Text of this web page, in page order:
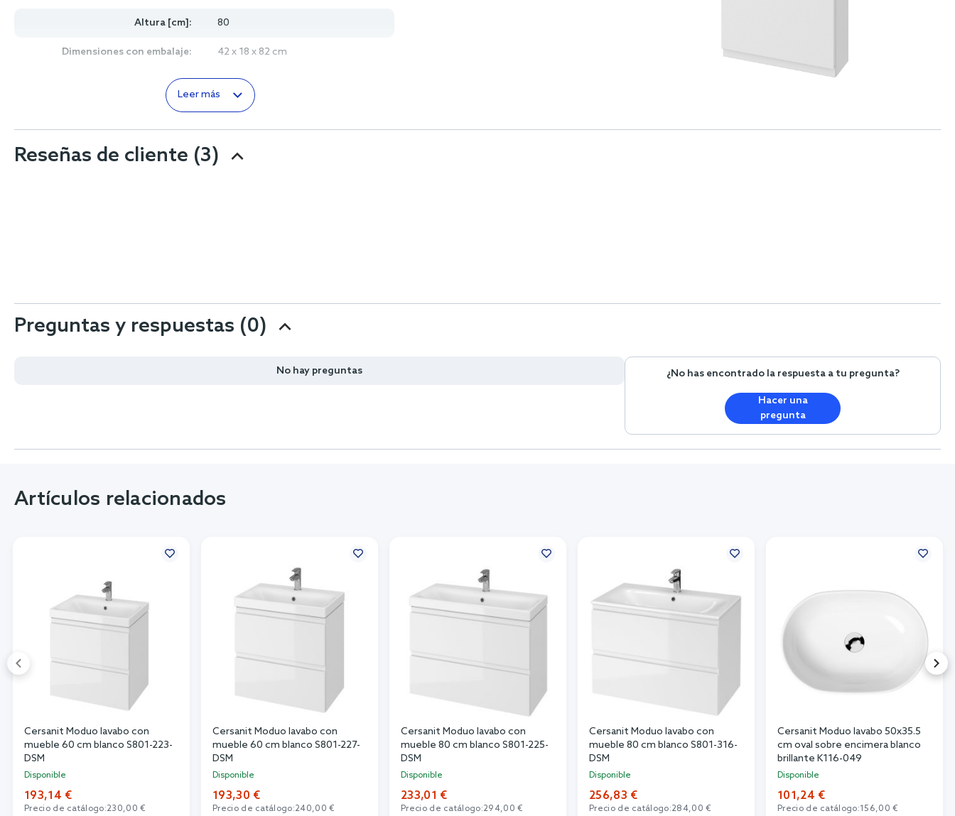
Altura [cm]: 80
Dimensiones con embalaje: 42 x 18 x 82 cm
Leer más
Reseñas de cliente (3)
Preguntas y respuestas (0)
No hay preguntas ¿No has encontrado la respuesta a tu pregunta?
Hacer una
pregunta
Artículos relacionados
Cersanit Moduo lavabo con
mueble 60 cm blanco S801-223-
DSM
Disponible
193,14 €
Precio de catálogo:230,00 €
Cersanit Moduo lavabo con
mueble 60 cm blanco S801-227-
DSM
Disponible
193,30 €
Precio de catálogo:240,00 €
Cersanit Moduo lavabo con
mueble 80 cm blanco S801-225-
DSM
Disponible
233,01 €
Precio de catálogo:294,00 €
Cersanit Moduo lavabo con
mueble 80 cm blanco S801-316-
DSM
Disponible
256,83 €
Precio de catálogo:284,00 €
Cersanit Moduo lavabo 50x35.5
cm oval sobre encimera blanco
brillante K116-049
Disponible
101,24 €
Precio de catálogo:156,00 €